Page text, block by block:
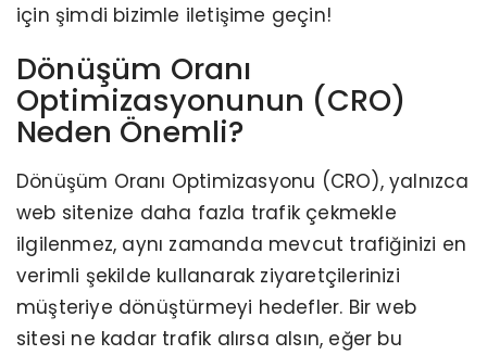
için şimdi bizimle iletişime geçin!
Dönüşüm Oranı
Optimizasyonunun (CRO)
Neden Önemli?
Dönüşüm Oranı Optimizasyonu (CRO), yalnızca
web sitenize daha fazla trafik çekmekle
ilgilenmez, aynı zamanda mevcut trafiğinizi en
verimli şekilde kullanarak ziyaretçilerinizi
müşteriye dönüştürmeyi hedefler. Bir web
sitesi ne kadar trafik alırsa alsın, eğer bu